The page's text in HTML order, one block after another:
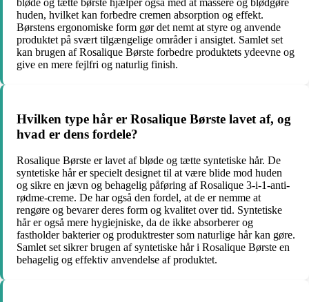
huden, hvilket kan forbedre cremen absorption og effekt.
Børstens ergonomiske form gør det nemt at styre og anvende
produktet på svært tilgængelige områder i ansigtet. Samlet set
kan brugen af ​​Rosalique Børste forbedre produktets ydeevne og
give en mere fejlfri og naturlig finish.
Hvilken type hår er Rosalique Børste lavet af, og
hvad er dens fordele?
Rosalique Børste er lavet af bløde og tætte syntetiske hår. De
syntetiske hår er specielt designet til at være blide mod huden
og sikre en jævn og behagelig påføring af Rosalique 3-i-1-anti-
rødme-creme. De har også den fordel, at de er nemme at
rengøre og bevarer deres form og kvalitet over tid. Syntetiske
hår er også mere hygiejniske, da de ikke absorberer og
fastholder bakterier og produktrester som naturlige hår kan gøre.
Samlet set sikrer brugen af ​​syntetiske hår i Rosalique Børste en
behagelig og effektiv anvendelse af produktet.